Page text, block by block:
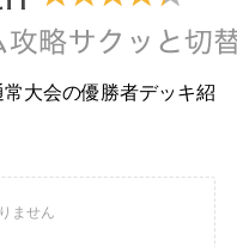
常大会の優勝者デッキ紹